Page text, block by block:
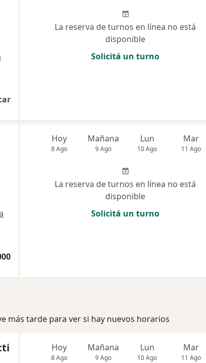
La reserva de turnos en línea no está
disponible
Solicitá un turno
Hoy
8 Ago
Mañana
9 Ago
Lun
10 Ago
Mar
11 Ago
La reserva de turnos en línea no está
disponible
Solicitá un turno
más tarde para ver si hay nuevos horarios
Hoy
8 Ago
Mañana
9 Ago
Lun
10 Ago
Mar
11 Ago